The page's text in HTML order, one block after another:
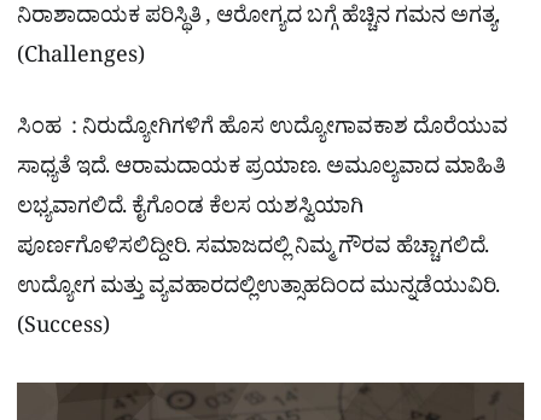
ನಿರಾಶಾದಾಯಕ ಪರಿಸ್ಥಿತಿ , ಆರೋಗ್ಯದ ಬಗ್ಗೆ ಹೆಚ್ಚಿನ ಗಮನ ಅಗತ್ಯ.
(Challenges)
ಸಿಂಹ : ನಿರುದ್ಯೋಗಿಗಳಿಗೆ ಹೊಸ ಉದ್ಯೋಗಾವಕಾಶ ದೊರೆಯುವ
ಸಾಧ್ಯತೆ ಇದೆ. ಆರಾಮದಾಯಕ ಪ್ರಯಾಣ. ಅಮೂಲ್ಯವಾದ ಮಾಹಿತಿ
ಲಭ್ಯವಾಗಲಿದೆ. ಕೈಗೊಂಡ ಕೆಲಸ ಯಶಸ್ವಿಯಾಗಿ
ಪೂರ್ಣಗೊಳಿಸಲಿದ್ದೀರಿ. ಸಮಾಜದಲ್ಲಿ ನಿಮ್ಮ ಗೌರವ ಹೆಚ್ಚಾಗಲಿದೆ.
ಉದ್ಯೋಗ ಮತ್ತು ವ್ಯವಹಾರದಲ್ಲಿಉತ್ಸಾಹದಿಂದ ಮುನ್ನಡೆಯುವಿರಿ.
(Success)